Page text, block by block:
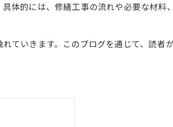
体的には、修繕工事の流れや必要な材料
ていきます。このブログを通じて、読者